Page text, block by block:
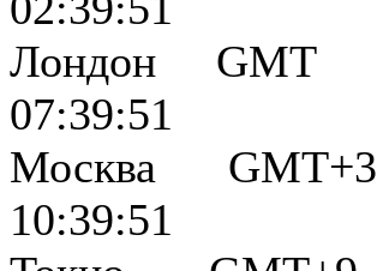
Лондон GMT
07:39:52
Москва GMT+3
10:39:52